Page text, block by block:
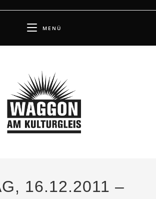
MENÜ
16.12.2011 –